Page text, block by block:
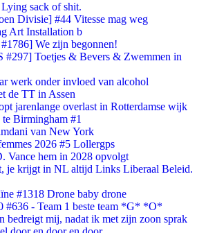
sack of shit.
Divisie] #44 Vitesse mag weg
Art Installation b
We zijn begonnen!
Toetjes & Bevers & Zwemmen in
werk onder invloed van alcohol
de TT in Assen
jarenlange overlast in Rotterdamse wijk
Birmingham #1
van New York
2026 #5 Lollergps
Vance hem in 2028 opvolgt
je krijgt in NL altijd Links Liberaal Beleid.
#1318 Drone baby drone
#636 - Team 1 beste team *G* *O*
bedreigt mij, nadat ik met zijn zoon sprak